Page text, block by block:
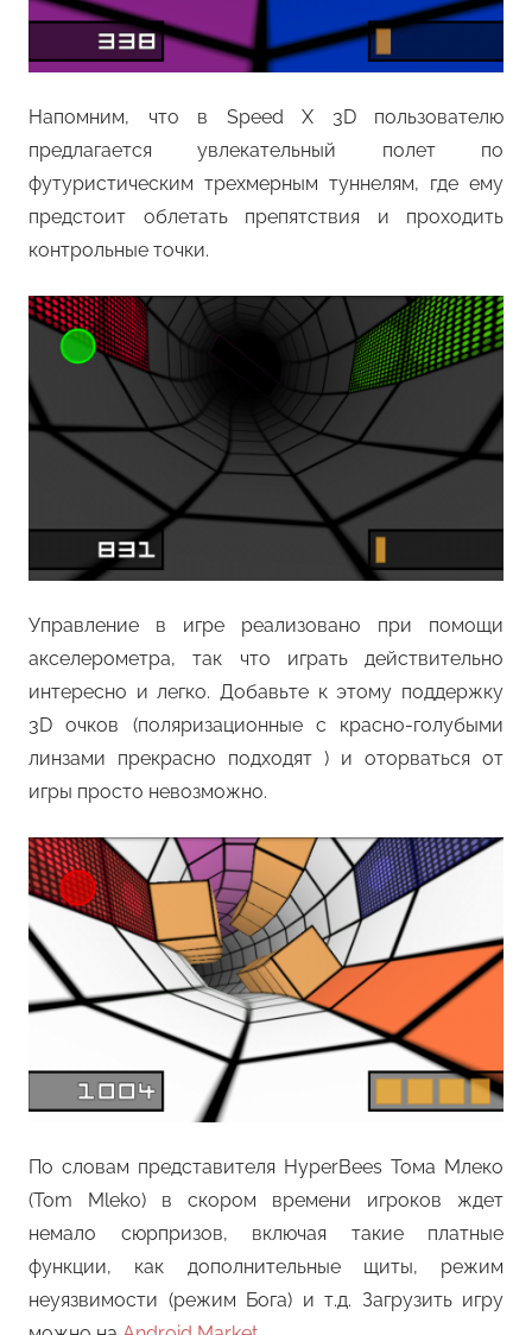
Напомним, что в Speed X 3D пользователю
предлагается увлекательный полет по
футуристическим трехмерным туннелям, где ему
предстоит облетать препятствия и проходить
контрольные точки.
Управление в игре реализовано при помощи
акселерометра, так что играть действительно
интересно и легко. Добавьте к этому поддержку
3D очков (поляризационные с красно-голубыми
линзами прекрасно подходят ) и оторваться от
игры просто невозможно.
По словам представителя HyperBees Тома Млеко
(Tom Mleko) в скором времени игроков ждет
немало сюрпризов, включая такие платные
функции, как дополнительные щиты, режим
неуязвимости (режим Бога) и т.д. Загрузить игру